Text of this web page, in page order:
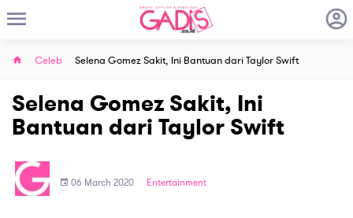
Celeb Selena Gomez Sakit, Ini Bantuan dari Taylor Swift
Selena Gomez Sakit, Ini
Bantuan dari Taylor Swift
06 March 2020 Entertainment